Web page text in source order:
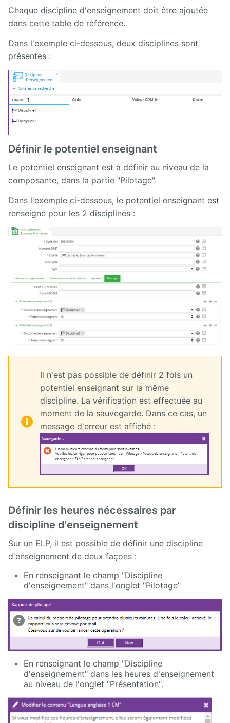
mise à
jour
Releases
Chaque discipline d'enseignement doit être ajoutée
dans cette table de référence.
Dans l'exemple ci-dessous, deux disciplines sont
présentes :
Définir le potentiel enseignant
Le potentiel enseignant est à définir au niveau de la
composante, dans la partie "Pilotage".
Dans l'exemple ci-dessous, le potentiel enseignant est
renseigné pour les 2 disciplines :
Il n'est pas possible de définir 2 fois un
potentiel enseignant sur la même
discipline. La vérification est effectuée au
moment de la sauvegarde. Dans ce cas, un
message d'erreur est affiché :
Définir les heures nécessaires par
discipline d'enseignement
Sur un ELP, il est possible de définir une discipline
d'enseignement de deux façons :
En renseignant le champ "Discipline
d'enseignement" dans l'onglet "Pilotage"
En renseignant le champ "Discipline
d'enseignement" dans les heures d'enseignement
au niveau de l'onglet "Présentation".